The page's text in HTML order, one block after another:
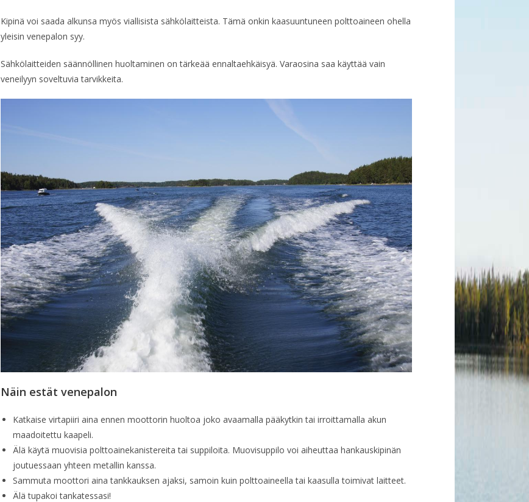
Kipinä voi saada alkunsa myös viallisista sähkölaitteista. Tämä onkin kaasuuntuneen polttoaineen ohella
yleisin venepalon syy.
Sähkölaitteiden säännöllinen huoltaminen on tärkeää ennaltaehkäisyä. Varaosina saa käyttää vain
veneilyyn soveltuvia tarvikkeita.
Näin estät venepalon
Katkaise virtapiiri aina ennen moottorin huoltoa joko avaamalla pääkytkin tai irroittamalla akun
maadoitettu kaapeli.
Älä käytä muovisia polttoainekanistereita tai suppiloita. Muovisuppilo voi aiheuttaa hankauskipinän
joutuessaan yhteen metallin kanssa.
Sammuta moottori aina tankkauksen ajaksi, samoin kuin polttoaineella tai kaasulla toimivat laitteet.
Älä tupakoi tankatessasi!